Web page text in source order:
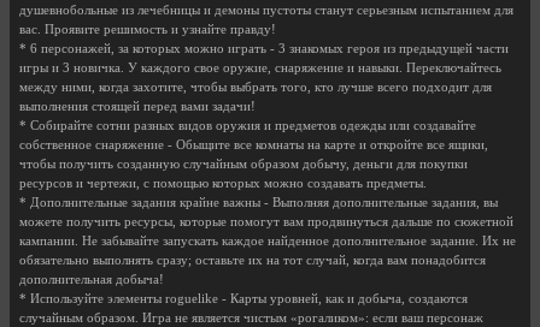
душевнобольные из лечебницы и демоны пустоты станут серьезным испытанием для
вас. Проявите решимость и узнайте правду!
* 6 персонажей, за которых можно играть - 3 знакомых героя из предыдущей части
игры и 3 новичка. У каждого свое оружие, снаряжение и навыки. Переключайтесь
между ними, когда захотите, чтобы выбрать того, кто лучше всего подходит для
выполнения стоящей перед вами задачи!
* Собирайте сотни разных видов оружия и предметов одежды или создавайте
собственное снаряжение - Обыщите все комнаты на карте и откройте все ящики,
чтобы получить созданную случайным образом добычу, деньги для покупки
ресурсов и чертежи, с помощью которых можно создавать предметы.
* Дополнительные задания крайне важны - Выполняя дополнительные задания, вы
можете получить ресурсы, которые помогут вам продвинуться дальше по сюжетной
кампании. Не забывайте запускать каждое найденное дополнительное задание. Их не
обязательно выполнять сразу; оставьте их на тот случай, когда вам понадобится
дополнительная добыча!
* Используйте элементы roguelike - Карты уровней, как и добыча, создаются
случайным образом. Игра не является чистым «рогаликом»: если ваш персонаж